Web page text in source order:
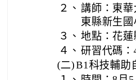
２、 講師：東
東縣新生國
３、 地點：花蓮
４、 研習代碼：
(二)B1科技輔助